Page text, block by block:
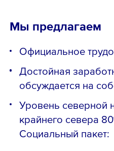
Мы предлагаем
Официальное
Достойная
обсуждается на
Уровень северной
крайнего севера
Социальный пакет: